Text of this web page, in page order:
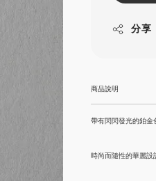
分享
商品說明
帶有閃閃發光的鉑金
時尚而隨性的華麗設